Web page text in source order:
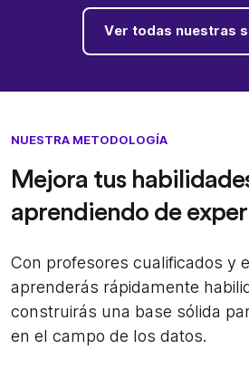
Ver todas nuestras
NUESTRA METODOLOGÍA
Mejora tus
aprendiendo de
Con profesores cualificados y
aprenderás rápidamente
construirás una base sólida
en el campo de los datos.